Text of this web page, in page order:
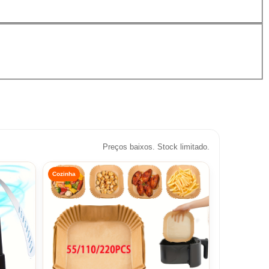
Preços baixos. Stock limitado.
Cozinha